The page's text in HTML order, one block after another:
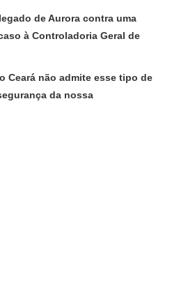
de Aurora contra uma
à Controladoria Geral de
Ceará não admite esse tipo de
da nossa